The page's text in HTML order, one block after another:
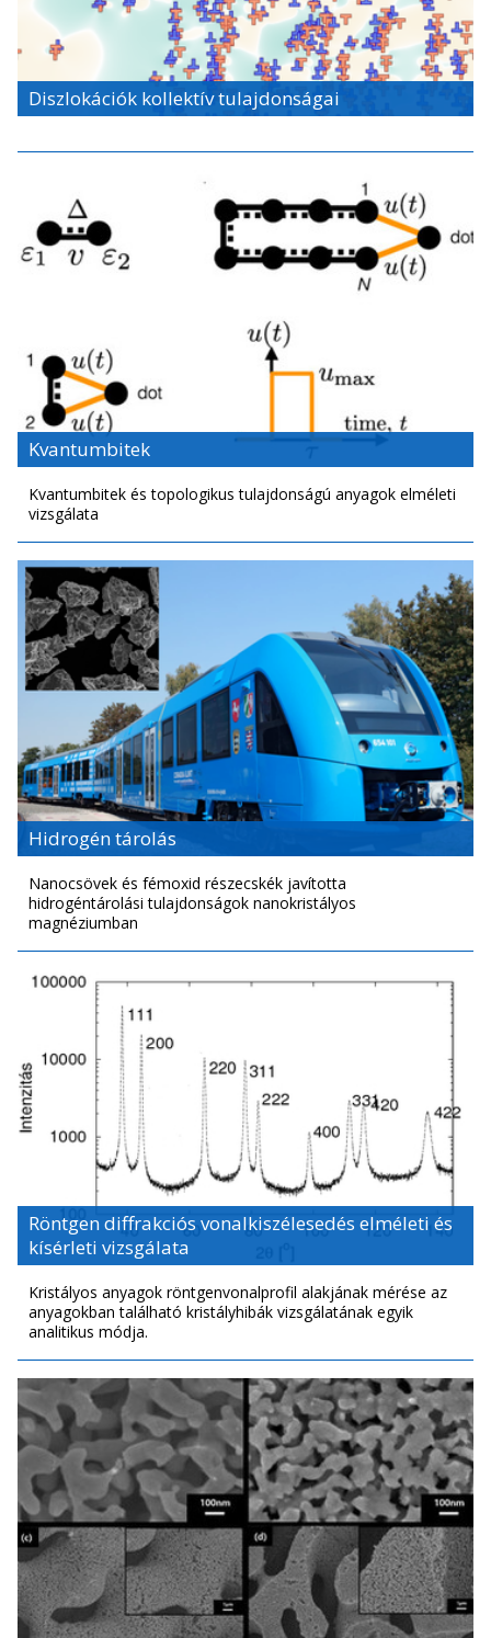
Diszlokációk kollektív tulajdonságai
Kvantumbitek
Kvantumbitek és topologikus tulajdonságú anyagok elméleti
vizsgálata
Hidrogén tárolás
Nanocsövek és fémoxid részecskék javította
hidrogéntárolási tulajdonságok nanokristályos
magnéziumban
Röntgen diffrakciós vonalkiszélesedés elméleti és
kísérleti vizsgálata
Kristályos anyagok röntgenvonalprofil alakjának mérése az
anyagokban található kristályhibák vizsgálatának egyik
analitikus módja.